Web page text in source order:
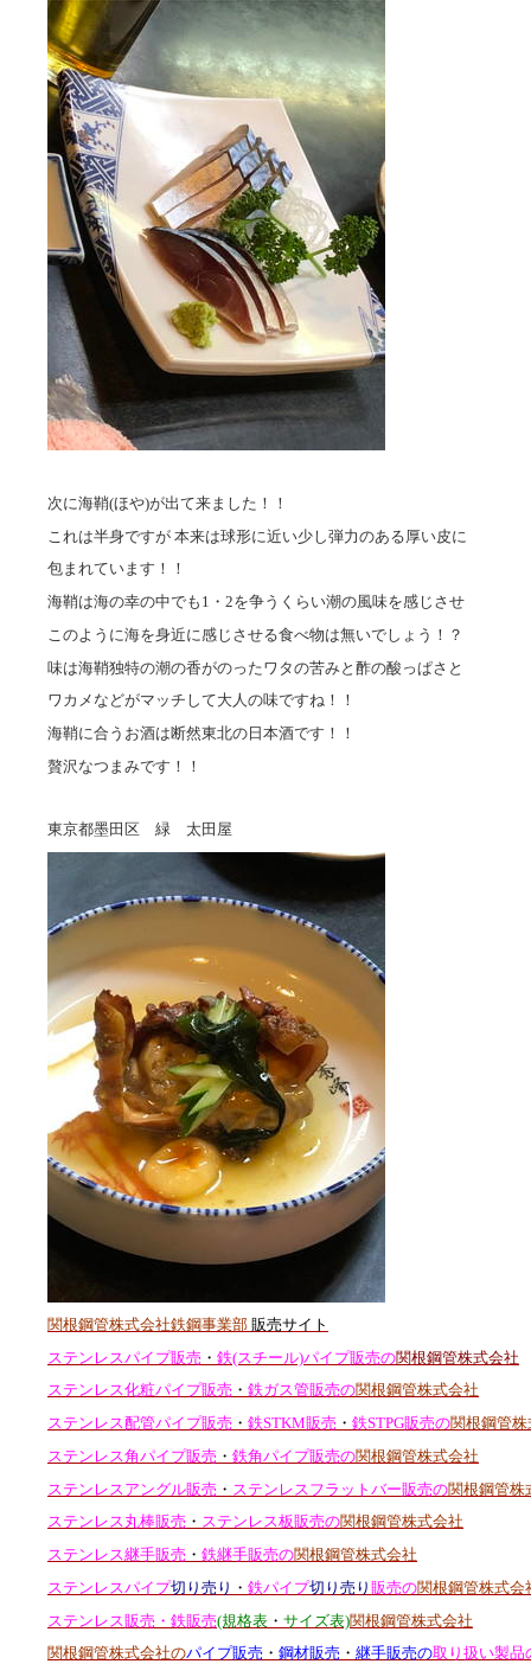
次に海鞘(ほや)が出て来ました！！
これは半身ですが 本来は球形に近い少し弾力のある厚い皮に
包まれています！！
海鞘は海の幸の中でも1・2を争うくらい潮の風味を感じさせ
このように海を身近に感じさせる食べ物は無いでしょう！？
味は海鞘独特の潮の香がのったワタの苦みと酢の酸っぱさと
ワカメなどがマッチして大人の味ですね！！
海鞘に合うお酒は断然東北の日本酒です！！
贅沢なつまみです！！
東京都墨田区 緑 太田屋
関根鋼管株式会社鉄鋼事業部 販売サイト
ステンレスパイプ販売 ・ 鉄(スチール)パイプ販売の関根鋼管株式会社
ステンレス化粧パイプ販売 ・ 鉄ガス管販売の関根鋼管株式会社
ステンレス配管パイプ販売 ・ 鉄STKM販売 ・ 鉄STPG販売の関根鋼管
ステンレス角パイプ販売 ・ 鉄角パイプ販売の関根鋼管株式会社
ステンレスアングル販売 ・ ステンレスフラットバー販売の関根鋼管株
ステンレス丸棒販売 ・ ステンレス板販売の関根鋼管株式会社
ステンレス継手販売 ・ 鉄継手販売の関根鋼管株式会社
ステンレスパイプ切り売り ・ 鉄パイプ切り売り 販売の関根鋼管株式会
ステンレス販売・鉄販売(規格表 ・ サイズ表)関根鋼管株式会社
関根鋼管株式会社のパイプ販売 ・ 鋼材販売 ・ 継手販売の取り扱い製品